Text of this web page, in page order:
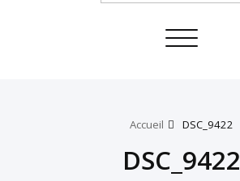
Toggle
Accueil DSC_9422
DSC_9422